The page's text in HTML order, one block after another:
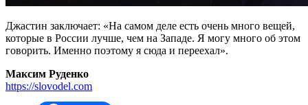
Джастин заключает: «На самом деле есть очень много вещей,
которые в России лучше, чем на Западе. Я могу много об этом
говорить. Именно поэтому я сюда и переехал».
Максим Руденко
https://slovodel.com